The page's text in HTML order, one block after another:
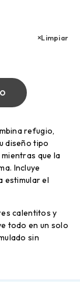
Limpiar
refugio,
diseño tipo
que la
Incluye
estimular el
calentitos y
todo en un solo
sin